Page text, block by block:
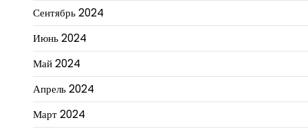
Сентябрь 2024
Июнь 2024
Май 2024
Апрель 2024
Март 2024